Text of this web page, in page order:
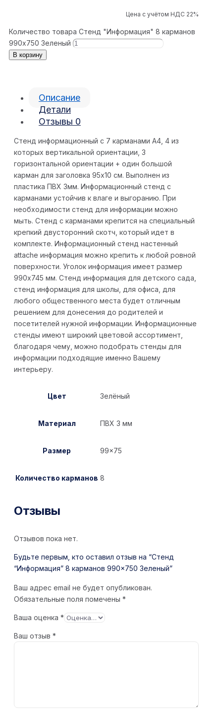
Цена с учётом НДС 22%
Количество товара Стенд "Информация" 8 карманов
990x750 Зеленый
В корзину
Описание
Детали
Отзывы 0
Стенд информационный с 7 карманами А4, 4 из
которых вертикальной ориентации, 3
горизонтальной ориентации + один большой
карман для заголовка 95х10 см. Выполнен из
пластика ПВХ 3мм. Информационный стенд с
карманами устойчив к влаге и выгоранию. При
необходимости стенд для информации можно
мыть. Стенд с карманами крепится на специальный
крепкий двусторонний скотч, который идет в
комплекте. Информационный стенд настенный
attache информация можно крепить к любой ровной
поверхности. Уголок информация имеет размер
990х745 мм. Стенд информация для детского сада,
стенд информация для школы, для офиса, для
любого общественного места будет отличным
решением для донесения до родителей и
посетителей нужной информации. Информационные
стенды имеют широкий цветовой ассортимент,
благодаря чему, можно подобрать стенды для
информации подходящие именно Вашему
интерьеру.
Цвет Зелёный
Материал ПВХ 3 мм
Размер 99×75
Количество карманов 8
Отзывы
Отзывов пока нет.
Будьте первым, кто оставил отзыв на “Стенд
“Информация” 8 карманов 990×750 Зеленый”
Ваш адрес email не будет опубликован.
Обязательные поля помечены *
Ваша оценка *
Ваш отзыв *